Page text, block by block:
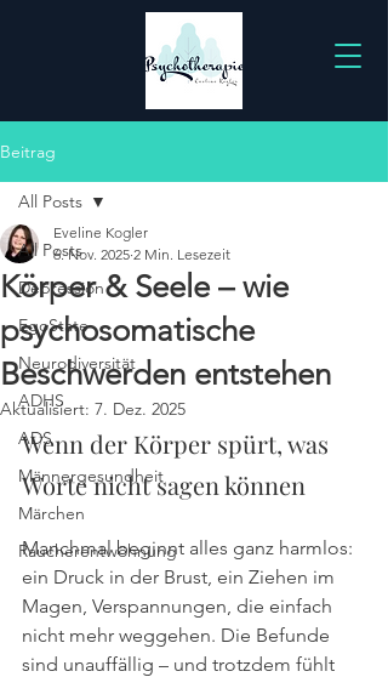
Beitrag
All Posts
Depression
EgoState
Neurodiversität
ADHS
ADS
Männergesundheit
Märchen
Raucherentwöhnung
All Posts
Körper & Seele – wie
psychosomatische
Beschwerden entstehen
Eveline Kogler
6. Nov. 2025 2 Min. Lesezeit
Aktualisiert: 7. Dez. 2025
Wenn der Körper spürt, was
Worte nicht sagen können
Manchmal beginnt alles ganz harmlos:
ein Druck in der Brust, ein Ziehen im
Magen, Verspannungen, die einfach
nicht mehr weggehen. Die Befunde
sind unauffällig – und trotzdem fühlt